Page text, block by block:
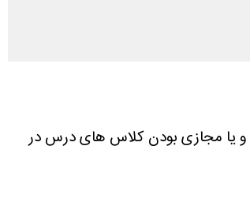
و یا مجازی بودن کلاس های درس در